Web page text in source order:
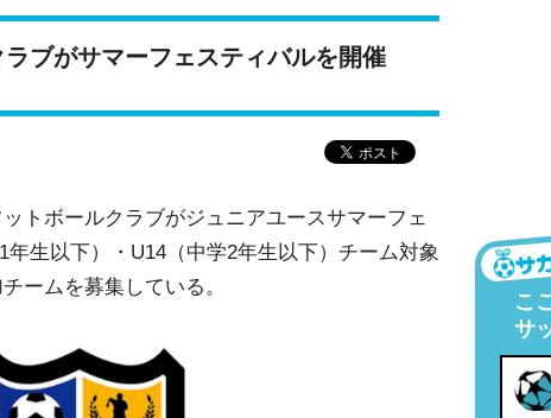
ブがサマーフェスティバルを開催
トボールクラブがジュニアユースサマーフェ
生以下）・U14（中学2年生以下）チーム対象
ームを募集している。
こ
サ